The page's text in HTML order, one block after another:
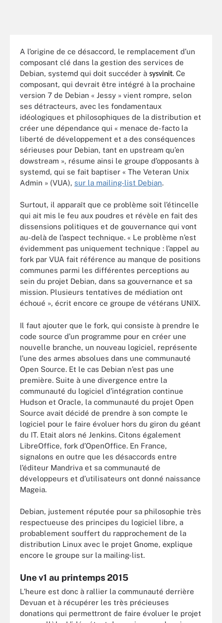
A l’origine de ce désaccord, le remplacement d’un
composant clé dans la gestion des services de
Debian, systemd qui doit succéder à sysvinit. Ce
composant, qui devrait être intégré à la prochaine
version 7 de Debian « Jessy » vient rompre, selon
ses détracteurs, avec les fondamentaux
idéologiques et philosophiques de la distribution et
créer une dépendance qui « menace de-facto la
liberté de développement et a des conséquences
sérieuses pour Debian, tant en upstream qu’en
dowstream », résume ainsi le groupe d’opposants à
systemd, qui se fait baptiser « The Veteran Unix
Admin » (VUA), sur la mailing-list Debian.
Surtout, il apparaît que ce problème soit l’étincelle
qui ait mis le feu aux poudres et révèle en fait des
dissensions politiques et de gouvernance qui vont
au-delà de l’aspect technique. « Le problème n’est
évidemment pas uniquement technique : l’appel au
fork par VUA fait référence au manque de positions
communes parmi les différentes perceptions au
sein du projet Debian, dans sa gouvernance et sa
mission. Plusieurs tentatives de médiation ont
échoué », écrit encore ce groupe de vétérans UNIX.
Il faut ajouter que le fork, qui consiste à prendre le
code source d’un programme pour en créer une
nouvelle branche, un nouveau logiciel, représente
l’une des armes absolues dans une communauté
Open Source. Et le cas Debian n’est pas une
première. Suite à une divergence entre la
communauté du logiciel d’intégration continue
Hudson et Oracle, la communauté du projet Open
Source avait décidé de prendre à son compte le
logiciel pour le faire évoluer hors du giron du géant
du IT. Etait alors né Jenkins. Citons également
LibreOffice, fork d’OpenOffice. En France,
signalons en outre que les désaccords entre
l’éditeur Mandriva et sa communauté de
développeurs et d’utilisateurs ont donné naissance
Mageia.
Debian, justement réputée pour sa philosophie très
respectueuse des principes du logiciel libre, a
probablement souffert du rapprochement de la
distribution Linux avec le projet Gnome, explique
encore le groupe sur la mailing-list.
Une v1 au printemps 2015
L’heure est donc à rallier la communauté derrière
Devuan et à récupérer les très précieuses
donations qui permettront de faire évoluer le projet